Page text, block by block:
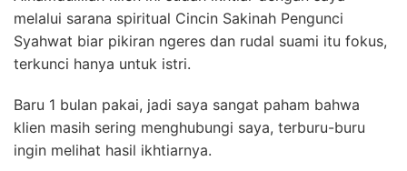
melalui sarana spiritual Cincin Sakinah Pengunci
Syahwat biar pikiran ngeres dan rudal suami itu fokus,
terkunci hanya untuk istri.
Baru 1 bulan pakai, jadi saya sangat paham bahwa
klien masih sering menghubungi saya, terburu-buru
ingin melihat hasil ikhtiarnya.